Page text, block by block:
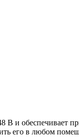
В и обеспечивает
его в любом